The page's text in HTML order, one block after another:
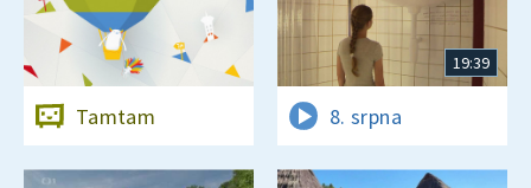
Tamtam
19:39
8. srpna